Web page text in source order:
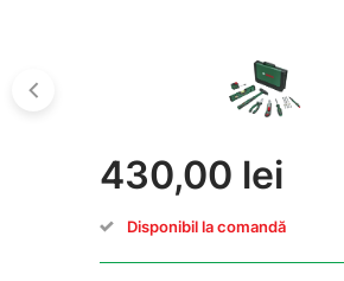
430,00 lei
Disponibil la comandă